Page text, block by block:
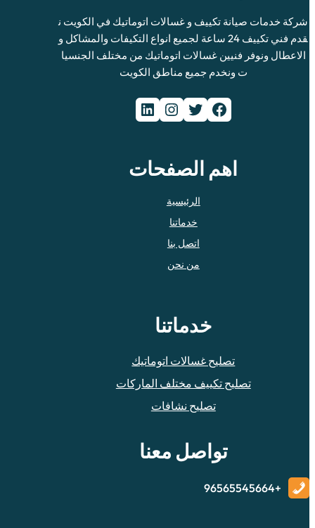
شركة خدمات صيانة تكييف و غسالات اتوماتيك في الكويت ن
قدم فني تكييف 24 ساعة لجميع انواع التكيفات والمشاكل و
الاعطال ونوفر فنيين غسالات اتوماتيك من مختلف الجنسيا
ت ونخدم جميع مناطق الكويت
فيسبوك تويتر إنستجرام لينكد إن
اهم الصفحات
الرئيسية
خدماتنا
اتصل بنا
من نحن
خدماتنا
تصليح غسالات اتوماتيك
تصليح تكييف مختلف الماركات
تصليح نشافات
تواصل معنا